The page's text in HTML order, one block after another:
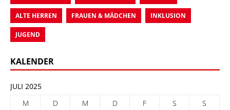
ALTE HERREN FRAUEN & MÄDCHEN INKLUSION
JUGEND
KALENDER
JULI 2025
M
D M D F S
S